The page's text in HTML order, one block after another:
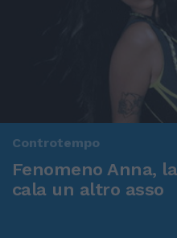
Controtempo
Fenomeno Anna,
cala un altro asso